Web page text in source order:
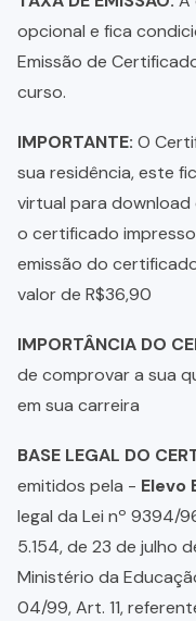
opcional e fica
Emissão de
curso.
IMPORTANTE: O
sua residência, este
virtual para download
o certificado
emissão do
valor de R$36,90
IMPORTÂNCIA DO
de comprovar a sua
em sua carreira
BASE LEGAL DO
emitidos pela - Elevo
legal da Lei nº 9394/
5.154, de 23 de julho
Ministério da
04/99, Art. 11,